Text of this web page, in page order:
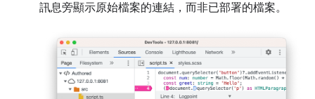
訊息旁顯示原始檔案的連結，而非已部署的檔案。